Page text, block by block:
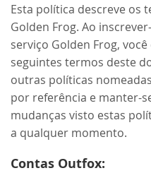
Esta política descreve os
Golden Frog. Ao
serviço Golden Frog,
seguintes termos deste
outras políticas
por referência e manter-
mudanças visto estas
a qualquer momento.
Contas Outfox: